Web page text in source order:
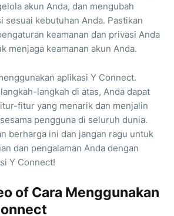
akun Anda, dan mengubah
sesuai kebutuhan Anda. Pastikan
keamanan dan privasi Anda
menjaga keamanan akun Anda.
aplikasi Y Connect.
langkah di atas, Anda dapat
fitur yang menarik dan menjalin
pengguna di seluruh dunia.
berharga ini dan jangan ragu untuk
dan pengalaman Anda dengan
Y Connect!
of Cara Menggunakan